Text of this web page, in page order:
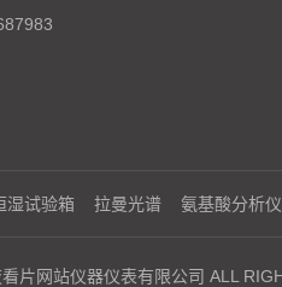
湿试验箱 拉曼光谱 氨基酸分析仪
片网站仪器仪表有限公司 ALL